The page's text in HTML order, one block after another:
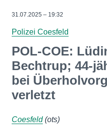
31.07.2025 – 19:32
Polizei Coesfeld
POL-COE:
Bechtrup; 44-
bei
verletzt
Coesfeld(ots)